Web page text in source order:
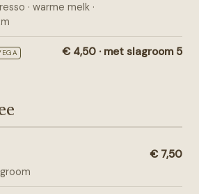
· warme melk ·
€ 4,50 · met slagroom 5
€ 7,50